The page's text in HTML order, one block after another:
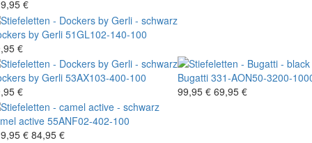
€
by Gerli 51GL102-140-100
€
by Gerli 53AX103-400-100
€
Bugatti 331-AON50-3200-
99,95 € 69,95 €
active 55ANF02-402-100
€ 84,95 €